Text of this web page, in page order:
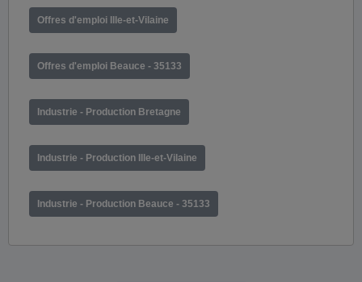
Offres d'emploi Ille-et-Vilaine
Offres d'emploi Beauce - 35133
Industrie - Production Bretagne
Industrie - Production Ille-et-Vilaine
Industrie - Production Beauce - 35133